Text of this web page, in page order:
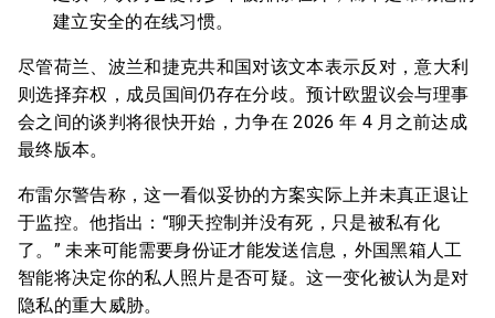
建立安全的在线习惯。
尽管荷兰、波兰和捷克共和国对该文本表示反对，意大利
则选择弃权，成员国间仍存在分歧。预计欧盟议会与理事
会之间的谈判将很快开始，力争在 2026 年 4 月之前达成
最终版本。
布雷尔警告称，这一看似妥协的方案实际上并未真正退让
于监控。他指出：“聊天控制并没有死，只是被私有化
了。” 未来可能需要身份证才能发送信息，外国黑箱人工
智能将决定你的私人照片是否可疑。这一变化被认为是对
隐私的重大威胁。